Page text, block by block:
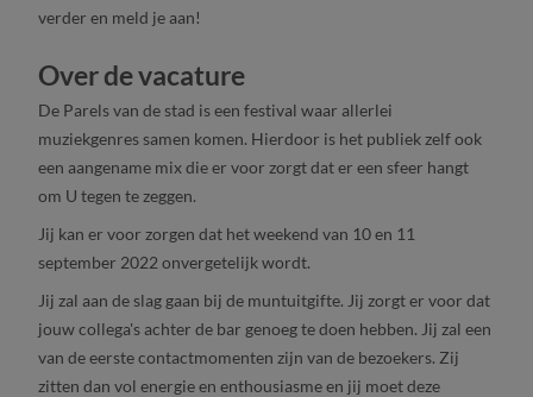
verder en meld je aan!
Over de vacature
De Parels van de stad is een festival waar allerlei
muziekgenres samen komen. Hierdoor is het publiek zelf ook
een aangename mix die er voor zorgt dat er een sfeer hangt
om U tegen te zeggen.
Jij kan er voor zorgen dat het weekend van 10 en 11
september 2022 onvergetelijk wordt.
Jij zal aan de slag gaan bij de muntuitgifte. Jij zorgt er voor dat
jouw collega's achter de bar genoeg te doen hebben. Jij zal een
van de eerste contactmomenten zijn van de bezoekers. Zij
zitten dan vol energie en enthousiasme en jij moet deze